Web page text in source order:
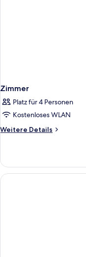
Zimmer
Platz für 4 Personen
Kostenloses WLAN
Weitere Details
Weitere